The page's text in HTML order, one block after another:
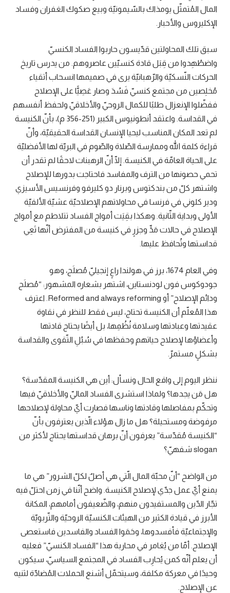
المال المُتمثّل يومذاك بالسّيمونيّة وبيع صكوك الغفران وفساد
الإكليروس والأحبار.
سبق تلك المحاولتين قدّيسون حاربوا الفساد الكنسيّ
واضطُهِدوا من قِبَل قادة كنسيّين عاصروهم. من يدرس تاريخ
الحركات النّسكيّة والرّهبانيّة يرى في صميمها انسحاب أتقياء
مُخلِصين من مجتمع كنسيّ فَسُدَ وصار عَصِيًّا على الإصلاح
ففضّلوا الإنعزال طلبًا للكمال الروحيّ والأخلاقيّ ولحفظ أنفسهم
في القداسة. واعتقد أنطونيوس الكبير (251-356 م)، بأنّ الكنيسة
لم تعد المكان المناسب ليحيا الإنسان القداسة الحقيقيّة، وأنّ
قراءة كلمة الله وممارسة الصّلاة والصّوم في البريّة لها الأفضليّة
على الحياة العامّة في الكنيسة. إلّا أنّ الرهبنات لاحقًا لم تقدر أن
تحمي حصونها من الترف والمفاسد فاحتاجت بدورها للإصلاح
واشتهر كلّ من بندكتوس وبرنار دو كليرفو وفرنسيس الأسيزي
ودير كلوني في فرنسا في محاولاتهم الإصلاحيّة عشيّة الألفيّة
الأولى وبداية الثّانية. وهكذا بقِيَت أمواج الفساد تتلاطم مع أمواج
الإصلاح في حالات مَدٍّ وجزرٍ في كنيسة من المفترض أنّها تَعِي
قداستها وتُحافظ عليها.
وفي العام 1674، برز في هولندا راعٍ إنجيليّ مُصلَح، وهو
جودوكوس فون لودنستاين، اشتهر بشعاره المشهور: “مُصلَح
ودائم الإصلاح” أو Reformed and always reforming. اعترف
هذا المُعلّم أن الكنيسة تحتاج، ليس فقط للنظر في نقاوة
عقيدتها وعبادتها وسلامة نُظُمِها، بل أيضًا يحتاج قادتها
وأعضاؤها لإصلاح حياتهم وحفظها في سُبُلِ التّقوى والقداسة
بشكلٍ مستمرّ.
ننظر اليوم إلى واقع الحال ونسأل: أين هي الكنيسة المقدّسة؟
هل مَن يجدها؟ ولماذا استشرى الفساد الماليّ والأخلاقيّ فيها
وتحكّم بمفاصلها وقادتها وناسها فصارت أيّ محاولة لإصلاحها
مرفوضة ومستحيلة؟ هل ما زال هؤلاء الّذين يعترفون بأنّ
“الكنيسة مُقدّسة” يعرفون أنّ برهان قداستها يحتاج لأكثر من
slogan شفهيّ؟
من الواضح “أنّ محبّة المال الّتي هي أصلٌ لكلّ الشرور” هي ما
يمنع أيّ عمل جدّي لإصلاح الكنيسة. واضح أنّنا في زمن احتلّ فيه
تجّار الدّين والمستفيدون منهم، والضّعيفون أمامهم، المكانة
الأبرز في قيادة الكثير من الهيئات الكنسيّة الروحيّة والتّربويّة
والإجتماعيّة فأفسدوها، وحَمَوا الفساد والفاسدين فاستعصى
الإصلاح. أمّا من يُغامر في محاربة هذا “الفساد الكنسيّ” فعليه
أن يعلم أنّه كمن يُحارِب الفساد في المجتمع السياسيّ، سيكون
وحيدًا في معركة مكلفة، وسيتحمّل أشنع الحملات المُضادّة لثنيه
عن الإصلاح.